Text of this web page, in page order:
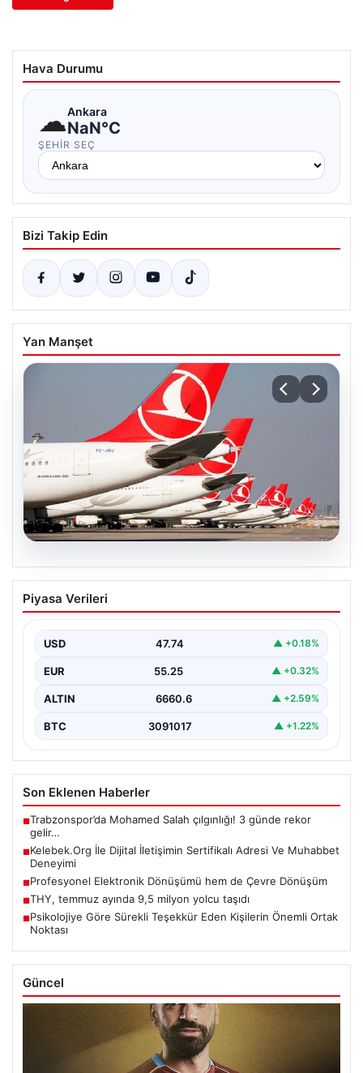
Hava Durumu
☁Ankara
NaN°C
ŞEHIR SEÇ
Bizi Takip Edin
Yan Manşet
THY, temmuz ayında 9,5 milyon yolcu
taşıdı
Piyasa Verileri
USD 47.74 ▲ +0.18%
EUR 55.25 ▲ +0.32%
ALTIN 6660.6 ▲ +2.59%
BTC 3091017 ▲ +1.22%
Son Eklenen Haberler
■Trabzonspor’da Mohamed Salah çılgınlığı! 3 günde rekor
gelir…
■Kelebek.Org İle Dijital İletişimin Sertifikalı Adresi Ve Muhabbet
Deneyimi
■Profesyonel Elektronik Dönüşümü hem de Çevre Dönüşüm
■THY, temmuz ayında 9,5 milyon yolcu taşıdı
■Psikolojiye Göre Sürekli Teşekkür Eden Kişilerin Önemli Ortak
Noktası
Güncel